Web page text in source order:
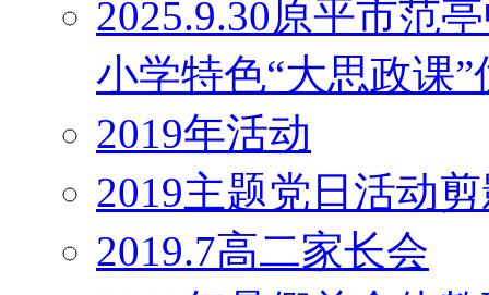
2025.9.30原平市范
小学特色“大思政课
2019年活动
2019主题党日活动
2019.7高二家长会